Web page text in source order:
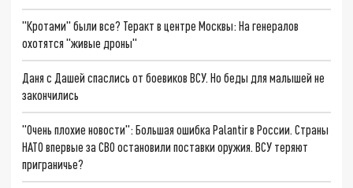
"Кротами" были все? Теракт в центре Москвы: На генералов
охотятся "живые дроны"
Даня с Дашей спаслись от боевиков ВСУ. Но беды для малышей не
закончились
"Очень плохие новости": Большая ошибка Palantir в России. Страны
НАТО впервые за СВО остановили поставки оружия. ВСУ теряют
приграничье?